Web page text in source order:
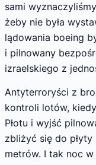
sami
żeby nie była
lądowania boeing
i pilnowany
izraelskiego z
Antyterroryści z
kontroli lotów,
Płotu i wyjść
zbliżyć się do płyty
metrów. I tak noc w